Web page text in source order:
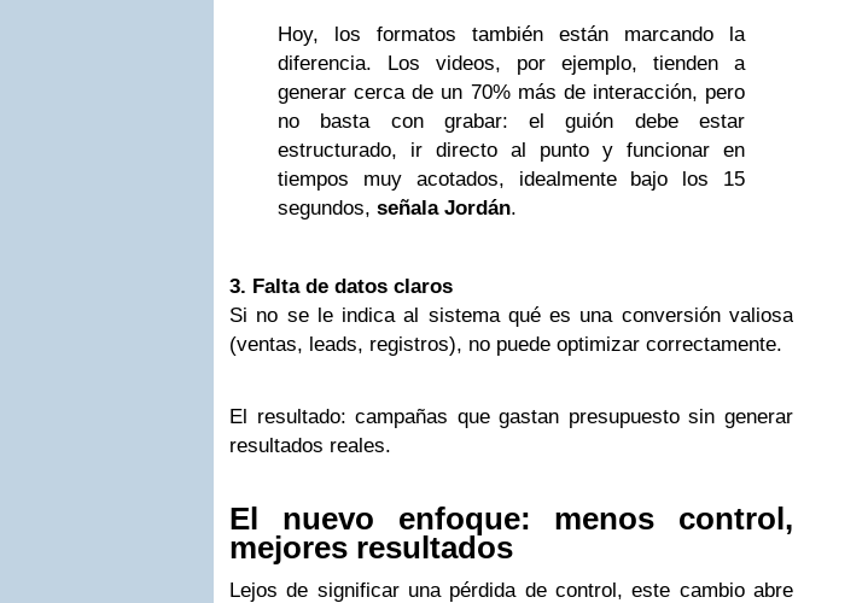
Hoy, los formatos también están marcando la
diferencia. Los videos, por ejemplo, tienden a
generar cerca de un 70% más de interacción, pero
no basta con grabar: el guión debe estar
estructurado, ir directo al punto y funcionar en
tiempos muy acotados, idealmente bajo los 15
segundos, señala Jordán.
3. Falta de datos claros
Si no se le indica al sistema qué es una conversión valiosa
(ventas, leads, registros), no puede optimizar correctamente.
El resultado: campañas que gastan presupuesto sin generar
resultados reales.
El nuevo enfoque: menos control,
mejores resultados
Lejos de significar una pérdida de control, este cambio abre